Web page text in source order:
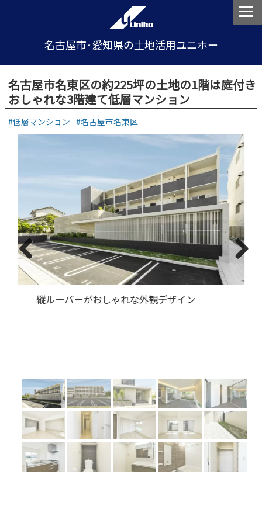
名古屋市･愛知県の土地活用ユニホー
名古屋市名東区の約225坪の土地の1階は庭付き
おしゃれな3階建て低層マンション
低層マンション 名古屋市名東区
緑が多い外構と広い駐車場
Previous Next